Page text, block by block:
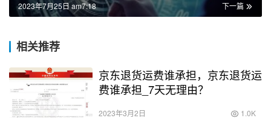
下一篇
2023年7月25日 am7:18
相关推荐
京东退货运费谁承担，京东退货运
费谁承担_7天无理由？
2023年3月2日 1.0K